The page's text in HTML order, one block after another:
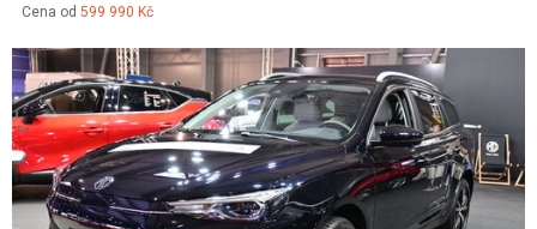
Cena od 599 990 Kč